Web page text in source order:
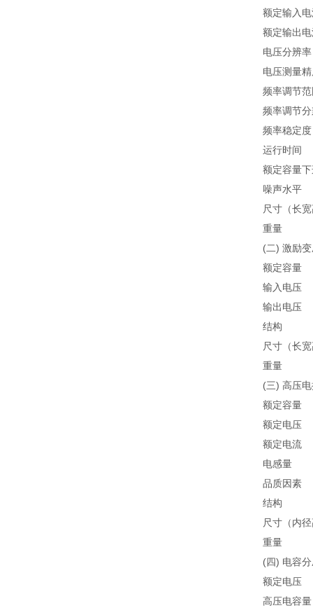
额定输入
额定输出
电压分辨率
电压测量
频率调节
频率调节
频率稳定度
运行时间
额定容量
噪声水平
尺寸（长
重量
(二) 激励
额定容量
输入电压
输出电压
结构
尺寸（长
重量
(三) 高压
额定容量
额定电压
额定电流
电感量
品质因素
结构
尺寸（内
重量
(四) 电容
额定电压
高压电容量